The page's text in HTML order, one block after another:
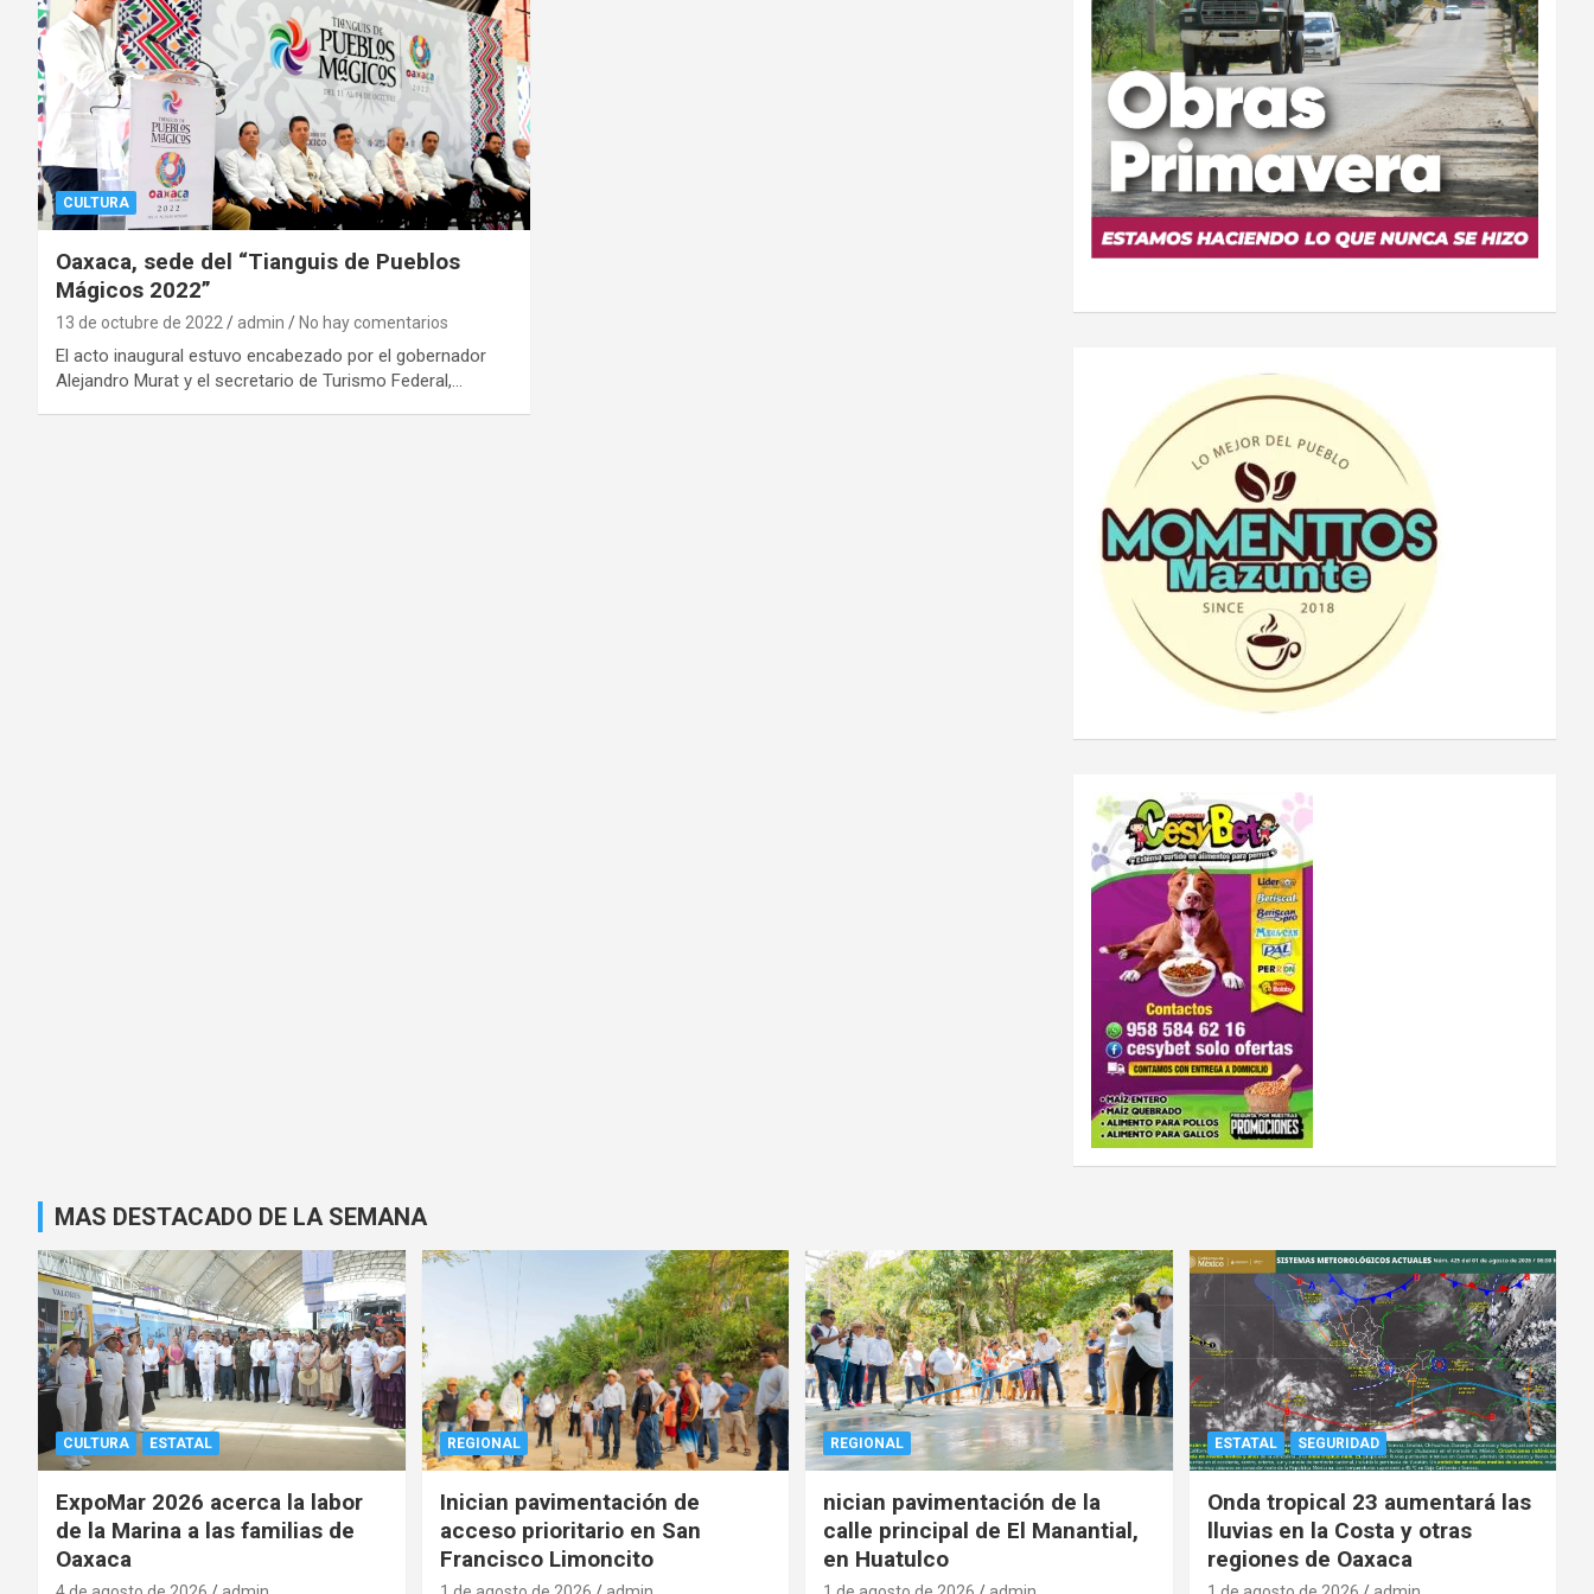
CULTURA
Oaxaca, sede del “Tianguis de Pueblos
Mágicos 2022”
13 de octubre de 2022 admin No hay comentarios
El acto inaugural estuvo encabezado por el gobernador
Alejandro Murat y el secretario de Turismo Federal,…
MAS DESTACADO DE LA SEMANA
CULTURA ESTATAL
ExpoMar 2026 acerca la labor
de la Marina a las familias de
Oaxaca
REGIONAL
Inician pavimentación de
acceso prioritario en San
Francisco Limoncito
REGIONAL
nician pavimentación de la
calle principal de El Manantial,
en Huatulco
ESTATAL SEGURIDAD
Onda tropical 23 aumentará las
lluvias en la Costa y otras
regiones de Oaxaca